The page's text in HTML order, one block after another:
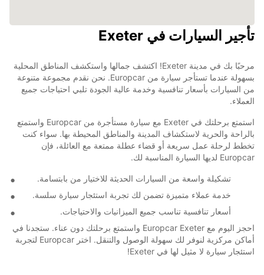
تأجير السيارات في Exeter
مرحبًا بك في مدينة Exeter! اكتشف جمالها واستكشف المناطق المحلية
بسهولة عندما تستأجر سيارة من Europcar. نحن نقدم مجموعة متنوعة
من السيارات بأسعار تنافسية وخدمة عالية الجودة تلبي احتياجات جميع
العملاء.
استمتع برحلتك في Exeter مع سيارة مستأجرة من Europcar واستمتع
بالراحة والحرية لاستكشاف المدينة والمناطق المحيطة بها. سواء كنت
تخطط لرحلة عمل سريعة أو قضاء عطلة ممتعة مع العائلة، فإن
Europcar لديها السيارة المناسبة لك.
تشكيلة واسعة من السيارات الحديثة للاختيار من بابتسامة.
خدمة عملاء متميزة تضمن لك تجربة استئجار سيارة سلسة.
أسعار تنافسية تناسب جميع الميزانيات والاحتياجات.
احجز اليوم مع Europcar Exeter واستمتع برحلتك دون عناء. ستجدنا في
أماكن مركزية لنوفر لك سهولة الوصول والتنقل. اختر Europcar لتجربة
استئجار سيارة لا مثيل لها في Exeter!